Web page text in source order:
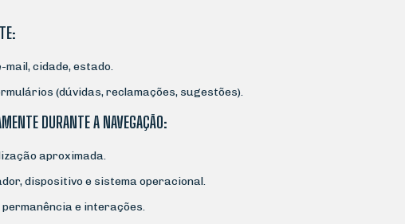
mail, cidade, estado.
(dúvidas, reclamações, sugestões).
DURANTE A NAVEGAÇÃO:
aproximada.
dispositivo e sistema operacional.
e interações.